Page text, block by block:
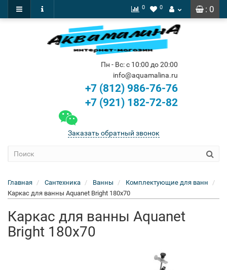
: 0
0 0
Пн - Вс: с 10:00 до 20:00
info@aquamalina.ru
+7 (812) 986-76-76
+7 (921) 182-72-82
Заказать обратный звонок
Главная Сантехника Ванны
Комплектующие для ванн
Каркас для ванны Aquanet Bright 180x70
Каркас для ванны Aquanet
Bright 180x70